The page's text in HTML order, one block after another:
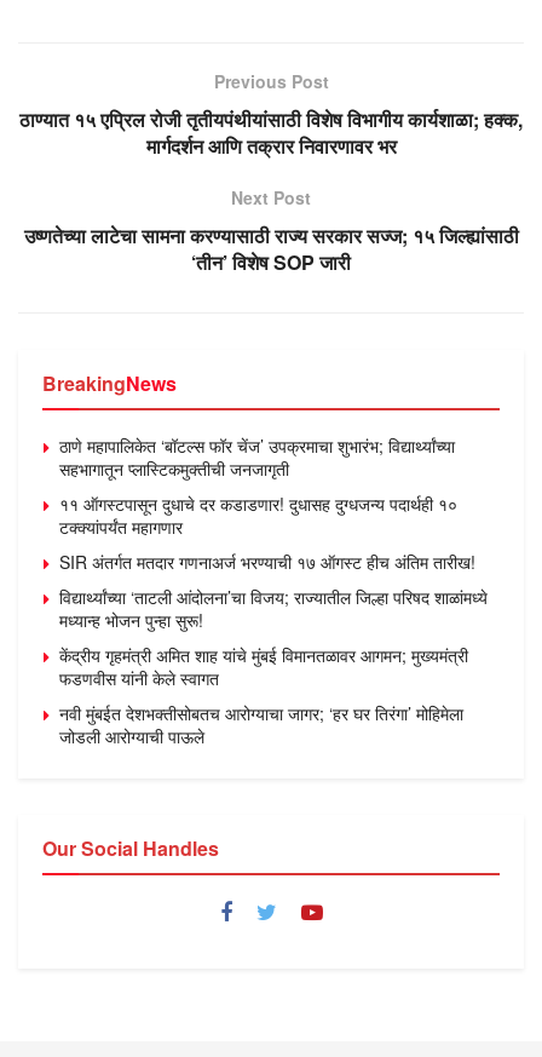
Previous Post
ठाण्यात १५ एप्रिल रोजी तृतीयपंथीयांसाठी विशेष विभागीय कार्यशाळा; हक्क,
मार्गदर्शन आणि तक्रार निवारणावर भर
Next Post
उष्णतेच्या लाटेचा सामना करण्यासाठी राज्य सरकार सज्ज; १५ जिल्ह्यांसाठी
‘तीन’ विशेष SOP जारी
BreakingNews
ठाणे महापालिकेत ‘बॉटल्स फॉर चेंज’ उपक्रमाचा शुभारंभ; विद्यार्थ्यांच्या
सहभागातून प्लास्टिकमुक्तीची जनजागृती
११ ऑगस्टपासून दुधाचे दर कडाडणार! दुधासह दुग्धजन्य पदार्थही १०
टक्क्यांपर्यंत महागणार
SIR अंतर्गत मतदार गणनाअर्ज भरण्याची १७ ऑगस्ट हीच अंतिम तारीख!
विद्यार्थ्यांच्या ‘ताटली आंदोलना’चा विजय; राज्यातील जिल्हा परिषद शाळांमध्ये
मध्यान्ह भोजन पुन्हा सुरू!
केंद्रीय गृहमंत्री अमित शाह यांचे मुंबई विमानतळावर आगमन; मुख्यमंत्री
फडणवीस यांनी केले स्वागत
नवी मुंबईत देशभक्तीसोबतच आरोग्याचा जागर; ‘हर घर तिरंगा’ मोहिमेला
जोडली आरोग्याची पाऊले
Our Social Handles